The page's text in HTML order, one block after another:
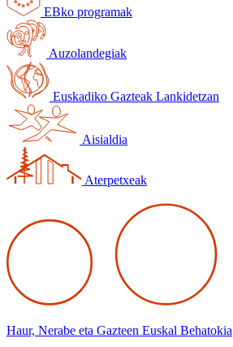
EBko programak
Auzolandegiak
Euskadiko Gazteak Lankidetzan
Aisialdia
Aterpetxeak
Haur, Nerabe eta Gazteen Euskal Behatokia